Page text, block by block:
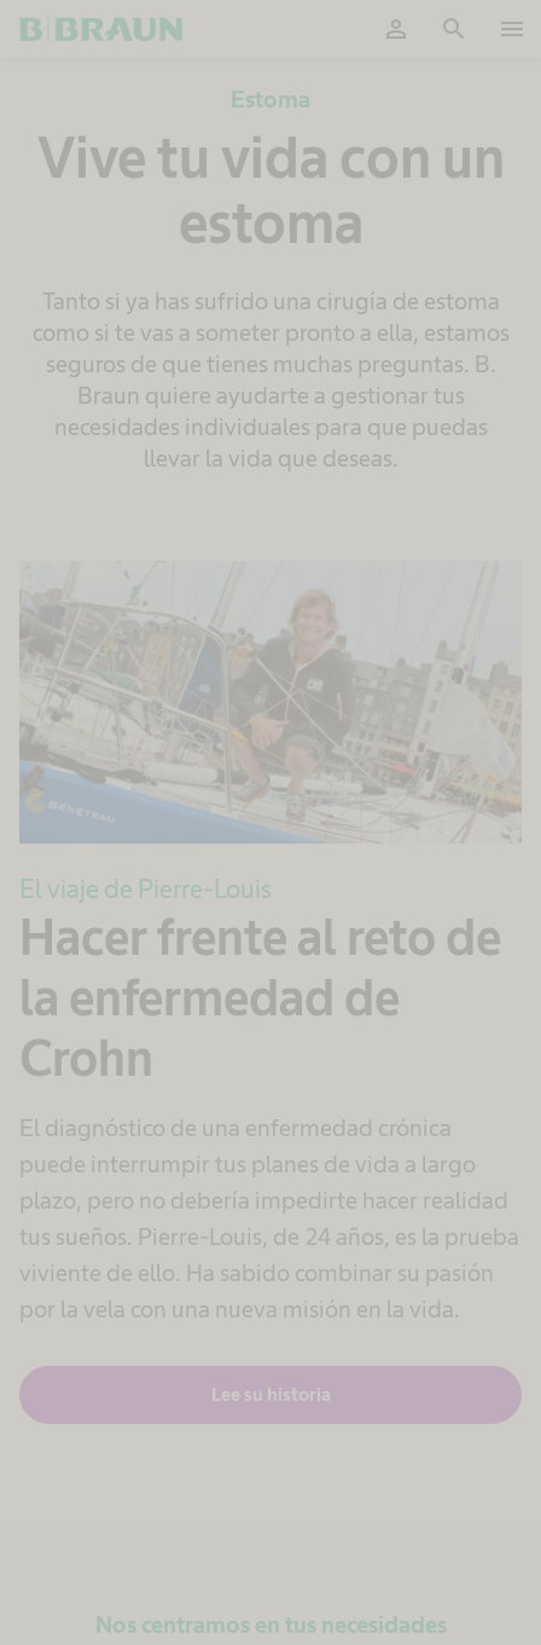
person search menu
Estoma
Vive tu vida con un
estoma
Tanto si ya has sufrido una cirugía de estoma
como si te vas a someter pronto a ella, estamos
seguros de que tienes muchas preguntas. B.
Braun quiere ayudarte a gestionar tus
necesidades individuales para que puedas
llevar la vida que deseas.
El viaje de Pierre-Louis
Hacer frente al reto de
la enfermedad de
Crohn
El diagnóstico de una enfermedad crónica
puede interrumpir tus planes de vida a largo
plazo, pero no debería impedirte hacer realidad
tus sueños. Pierre-Louis, de 24 años, es la prueba
viviente de ello. Ha sabido combinar su pasión
por la vela con una nueva misión en la vida.
Lee su historia
Nos centramos en tus necesidades